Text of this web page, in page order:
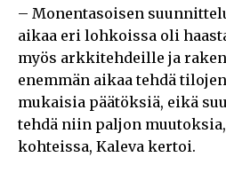
– Monentasoisen
aikaa eri lohkoissa oli
myös arkkitehdeille ja
enemmän aikaa tehdä
mukaisia päätöksiä, eikä
tehdä niin paljon
kohteissa, Kaleva kertoi.